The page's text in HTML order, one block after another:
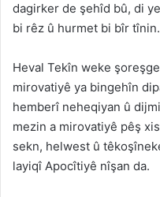
dagirker de şehîd bû, di
bi rêz û hurmet bi bîr tînin.
Heval Tekîn weke
mirovatiyê ya bingehîn
hemberî neheqiyan û
mezin a mirovatiyê pêş
sekn, helwest û
layiqî Apocîtiyê nîşan da.